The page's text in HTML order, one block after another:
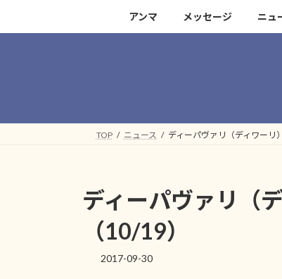
キ
に
アンマ メッセージ ニュ
TOP ニュース ディーパヴァリ（ディワーリ
ディーパヴァリ（
（10/19）
2017-09-30